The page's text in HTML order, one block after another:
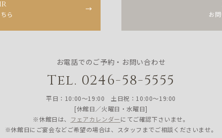
ら お
お電話でのご予約・お問い合わせ
Tel. 0246-58-5555
平日：10:00〜19:00 土日祝：10:00〜19:00
[休館日／火曜日・水曜日]
※休館日は、 フェアカレンダーにてご確認下さいませ。
※休館日にご宴会などご希望の場合は、スタッフまでご相談くださいませ。